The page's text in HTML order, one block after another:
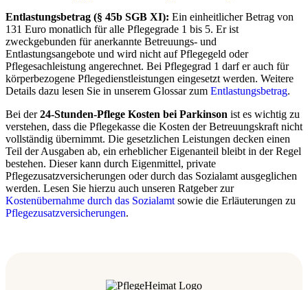
Entlastungsbetrag (§ 45b SGB XI): Ein einheitlicher Betrag von
131 Euro monatlich für alle Pflegegrade 1 bis 5. Er ist
zweckgebunden für anerkannte Betreuungs- und
Entlastungsangebote und wird nicht auf Pflegegeld oder
Pflegesachleistung angerechnet. Bei Pflegegrad 1 darf er auch für
körperbezogene Pflegedienstleistungen eingesetzt werden. Weitere
Details dazu lesen Sie in unserem Glossar zum Entlastungsbetrag.
Bei der24-Stunden-Pflege Kosten bei Parkinson ist es wichtig zu
verstehen, dass die Pflegekasse die Kosten der Betreuungskraft nicht
vollständig übernimmt. Die gesetzlichen Leistungen decken einen
Teil der Ausgaben ab, ein erheblicher Eigenanteil bleibt in der Regel
bestehen. Dieser kann durch Eigenmittel, private
Pflegezusatzversicherungen oder durch das Sozialamt ausgeglichen
werden. Lesen Sie hierzu auch unseren Ratgeber zur
Kostenübernahme durch das Sozialamt sowie die Erläuterungen zu
Pflegezusatzversicherungen.